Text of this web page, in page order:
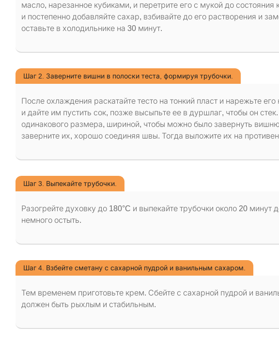
масло, нарезанное кубиками, и перетрите его с мукой до
и постепенно добавляйте сахар, взбивайте до его растворения и
оставьте в холодильнике на 30 минут.
Шаг 2. Заверните вишни в полоски теста, формируя трубочки.
После охлаждения раскатайте тесто на тонкий пласт и нарежьте
и дайте им пустить сок, позже высыпьте ее в дуршлаг, чтобы он
одинакового размера, шириной, чтобы можно было завернуть
заверните их, хорошо соединяя швы. Тогда выложите их на
Шаг 3. Выпекайте трубочки.
Разогрейте духовку до 180°C и выпекайте трубочки около 20 минут
немного остыть.
Шаг 4. Взбейте сметану с сахарной пудрой и ванильным сахаром.
Тем временем приготовьте крем. Сбейте с сахарной пудрой и
должен быть рыхлым и стабильным.